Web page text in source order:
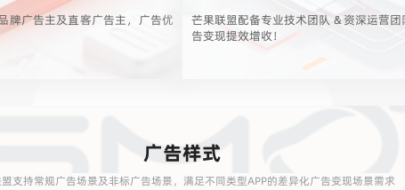
牌广告主及直客广告主，广告优
芒果联盟配备专业技术团队 & 资深运营
告变现提效增收！
广告样式
支持常规广告场景及非标广告场景，满足不同类型APP的差异化广告变现场景需求